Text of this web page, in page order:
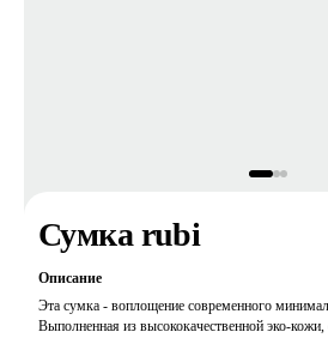
Сумка rubi
Описание
Эта сумка - воплощение современного
Выполненная из высококачественной эко-кожи,